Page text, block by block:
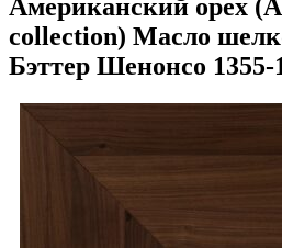
Американский орех
collection) Масло
Бэттер Шенонсо 1355-